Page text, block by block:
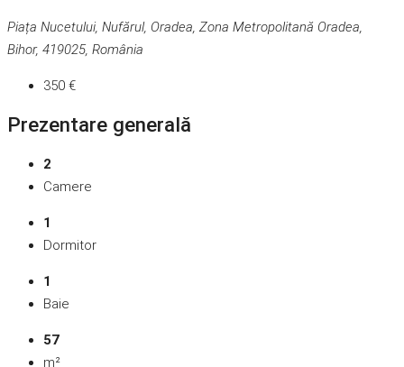
Piața Nucetului, Nufărul, Oradea, Zona Metropolitană Oradea,
Bihor, 419025, România
350 €
Prezentare generală
2
Camere
1
Dormitor
1
Baie
57
m²